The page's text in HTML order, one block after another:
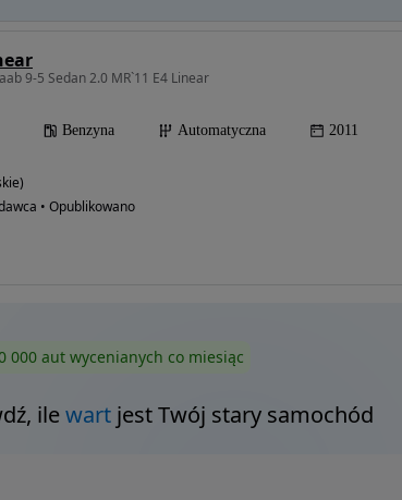
9-5 Sedan 2.0 MR`11 E4 Linear
Benzyna Automatyczna 2011
• Opublikowano
000 aut wycenianych co miesiąc
ilewartjest Twój stary samochód